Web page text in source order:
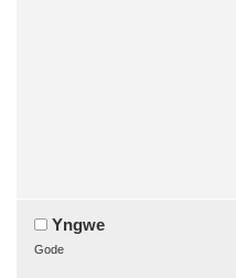
Yngwe
Gode